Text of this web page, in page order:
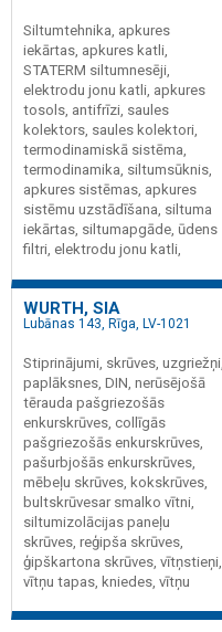
Siltumtehnika, apkures
iekārtas, apkures katli,
STATERM siltumnesēji,
elektrodu jonu katli, apkures
tosols, antifrīzi, saules
kolektors, saules kolektori,
termodinamiskā sistēma,
termodinamika, siltumsūknis,
apkures sistēmas, apkures
sistēmu uzstādīšana, siltuma
iekārtas, siltumapgāde, ūdens
filtri, elektrodu jonu katli,
WURTH, SIA
Lubānas 143, Rīga, LV-1021
Stiprinājumi, skrūves, uzgriežņi,
paplāksnes, DIN, nerūsējošā
tērauda pašgriezošās
enkurskrūves, collīgās
pašgriezošās enkurskrūves,
pašurbjošās enkurskrūves,
mēbeļu skrūves, kokskrūves,
bultskrūvesar smalko vītni,
siltumizolācijas paneļu
skrūves, reģipša skrūves,
ģipškartona skrūves, vītņstieņi,
vītņu tapas, kniedes, vītņu